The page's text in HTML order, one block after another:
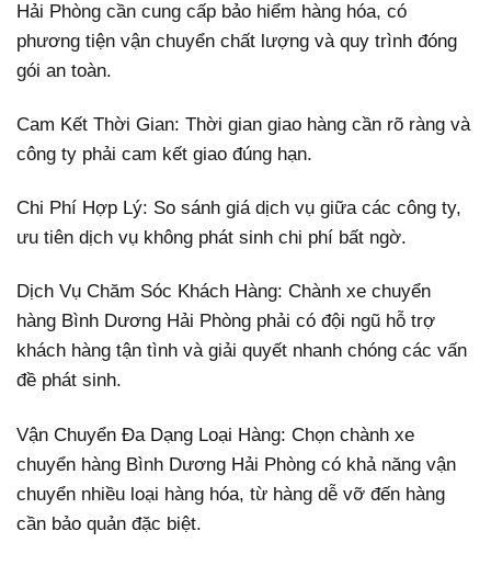
Hải Phòng cần cung cấp bảo hiểm hàng hóa, có
phương tiện vận chuyển chất lượng và quy trình đóng
gói an toàn.
Cam Kết Thời Gian: Thời gian giao hàng cần rõ ràng và
công ty phải cam kết giao đúng hạn.
Chi Phí Hợp Lý: So sánh giá dịch vụ giữa các công ty,
ưu tiên dịch vụ không phát sinh chi phí bất ngờ.
Dịch Vụ Chăm Sóc Khách Hàng: Chành xe chuyển
hàng Bình Dương Hải Phòng phải có đội ngũ hỗ trợ
khách hàng tận tình và giải quyết nhanh chóng các vấn
đề phát sinh.
Vận Chuyển Đa Dạng Loại Hàng: Chọn chành xe
chuyển hàng Bình Dương Hải Phòng có khả năng vận
chuyển nhiều loại hàng hóa, từ hàng dễ vỡ đến hàng
cần bảo quản đặc biệt.